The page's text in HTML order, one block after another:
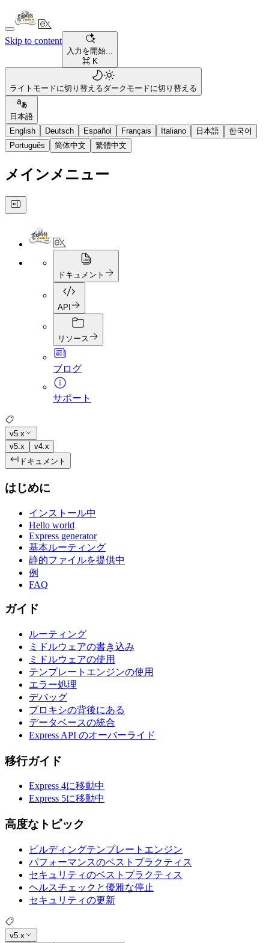
Skip to content
入力を開始...
⌘ K
ライトモードに切り替えるダークモードに切り替える
日本語
English
Deutsch Español Français Italiano 日本語
한국어
Português
简体中文 繁體中文
メインメニュー
ドキュメント
API
リソース
ブログ
サポート
v5.x
v5.x
v4.x
ドキュメント
はじめに
インストール中
Hello world
Express generator
基本ルーティング
静的ファイルを提供中
例
FAQ
ガイド
ルーティング
ミドルウェアの書き込み
ミドルウェアの使用
テンプレートエンジンの使用
エラー処理
デバッグ
プロキシの背後にある
データベースの統合
Express API のオーバーライド
移行ガイド
Express 4に移動中
Express 5に移動中
高度なトピック
ビルディングテンプレートエンジン
パフォーマンスのベストプラクティス
セキュリティのベストプラクティス
ヘルスチェックと優雅な停止
セキュリティの更新
v5.x